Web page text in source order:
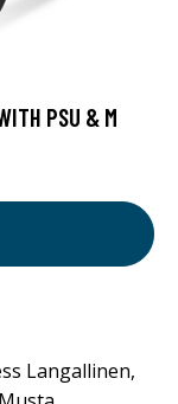
PSU & M